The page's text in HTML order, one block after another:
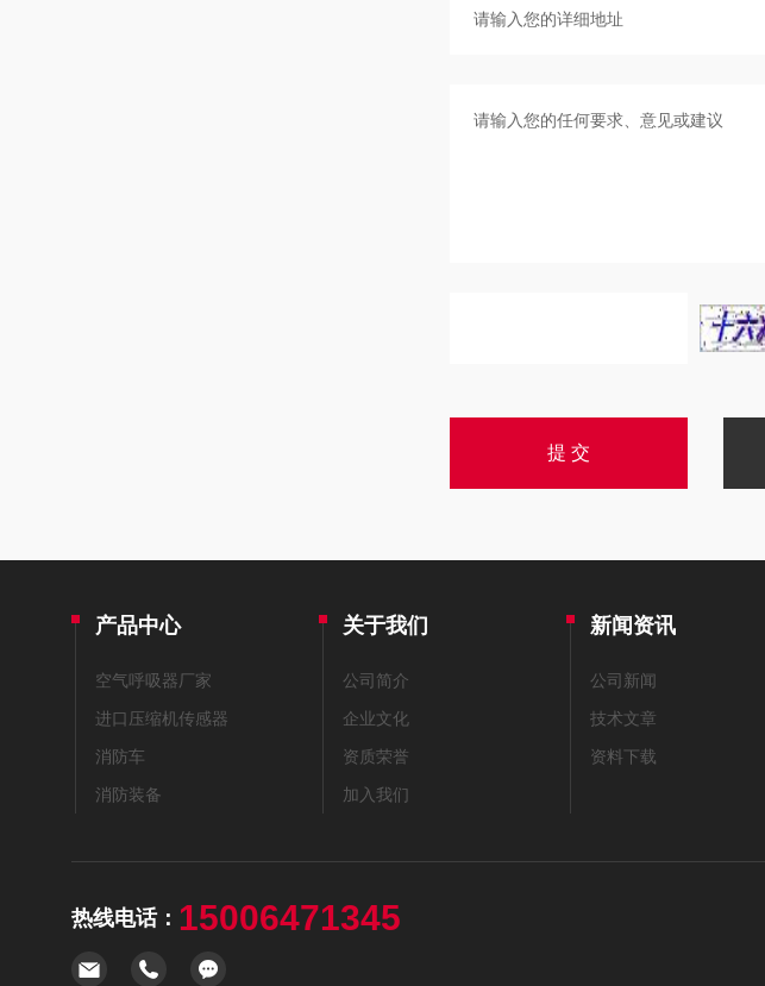
产品中心
空气呼吸器厂家
进口压缩机传感器
消防车
消防装备
关于我们
公司简介
企业文化
资质荣誉
加入我们
新闻资讯
公司新闻
技术文章
资料下载
热线电话： 15006471345